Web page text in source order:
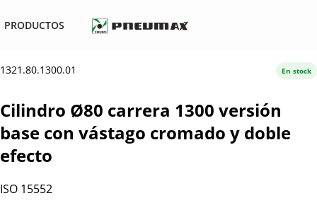
PRODUCTOS
1321.80.1300.01
Cilindro Ø80 carrera 1300 versión
base con vástago cromado y doble
efecto
ISO 15552
En stock